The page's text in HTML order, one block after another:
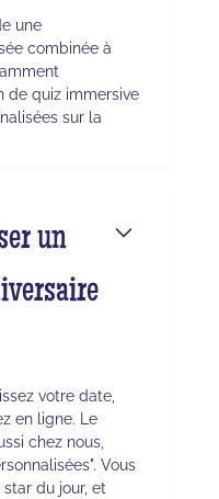
une
combinée à
de quiz immersive
sur la
un
votre date,
en ligne. Le
chez nous,
Vous
du jour, et